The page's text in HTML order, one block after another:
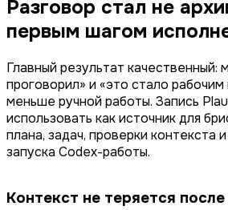
Разговор стал не
первым шагом
Главный результат качественный:
проговорил» и «это стало
меньше ручной работы. Запись
использовать как источник для
плана, задач, проверки контекста
запуска Codex-работы.
Контекст не теряется